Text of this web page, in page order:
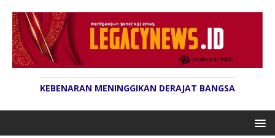
KEBENARAN MENINGGIKAN DERAJAT BANGSA